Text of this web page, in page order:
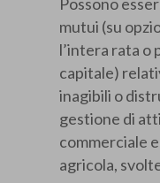
mutui (su
l’intera rata o
capitale)
inagibili o
gestione di
commerciale
agricola,